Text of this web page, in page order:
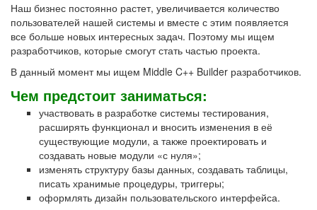
Наш бизнес постоянно растет, увеличивается количество
пользователей нашей системы и вместе с этим появляется
все больше новых интересных задач. Поэтому мы ищем
разработчиков, которые смогут стать частью проекта.
В данный момент мы ищем Middle C++ Builder разработчиков.
Чем предстоит заниматься:
участвовать в разработке системы тестирования,
расширять функционал и вносить изменения в её
существующие модули, а также проектировать и
создавать новые модули «с нуля»;
изменять структуру базы данных, создавать таблицы,
писать хранимые процедуры, триггеры;
оформлять дизайн пользовательского интерфейса.